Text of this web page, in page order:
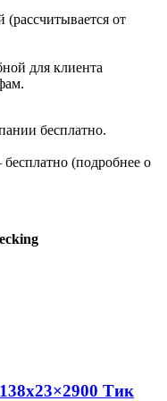
(рассчитывается от
для клиента
бесплатно.
(подробнее о
Тик